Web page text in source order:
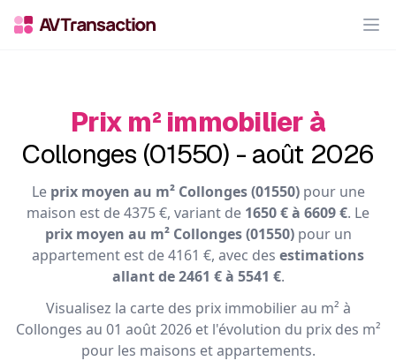
Prix m² immobilier à
Collonges (01550) - août 2026
Le prix moyen au m² Collonges (01550)pour une
maison est de 4375 €, variant de 1650 € à 6609 €. Le
prix moyen au m² Collonges (01550)pour un
appartement est de 4161 €, avec des estimations
allant de 2461 € à 5541 €.
Visualisez la carte des prix immobilier au m² à
Collonges au 01 août 2026 et l'évolution du prix des m²
pour les maisons et appartements.